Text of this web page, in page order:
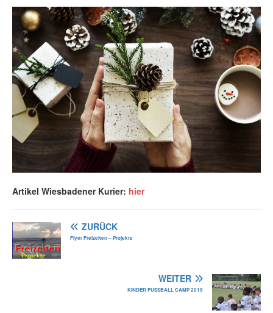
Artikel Wiesbadener Kurier: hier
ZURÜCK
Flyer Freizeiten – Projekte
WEITER
KINDER FUSSBALL CAMP 2019